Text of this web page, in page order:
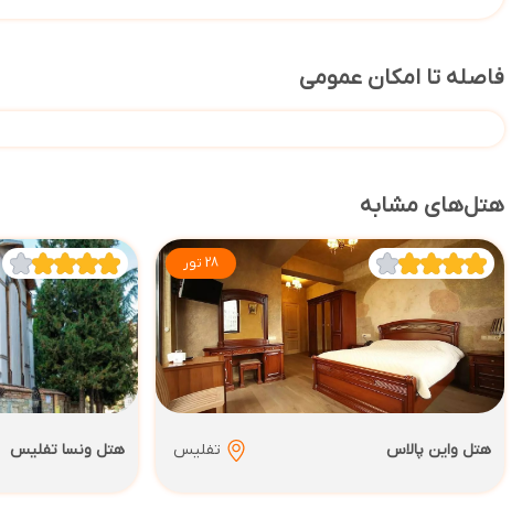
فاصله تا امکان عمومی
هتل‌های مشابه
28 تور
هتل واین پالاس تفلیس هتل ونسا تفلیس